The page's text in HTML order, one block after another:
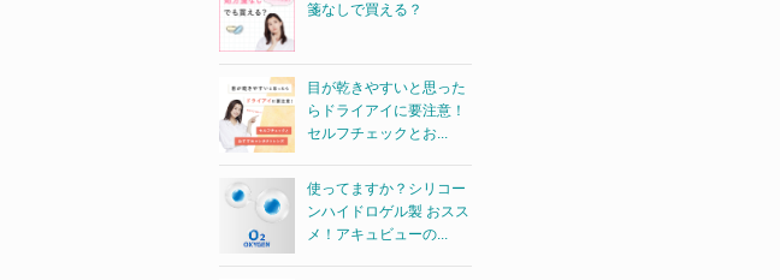
箋なしで買える？
目が乾きやすいと思った
らドライアイに要注意！
セルフチェックとお...
使ってますか？シリコー
ンハイドロゲル製 おスス
メ！アキュビューの...